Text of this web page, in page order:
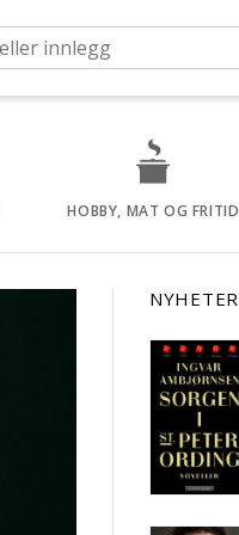
HOBBY, MAT OG FRITID
NYHETER